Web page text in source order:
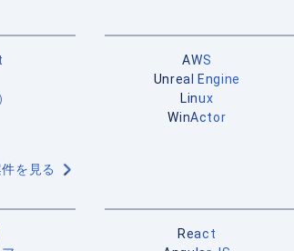
を見る
AWS
Unreal Engine
Linux
WinActor
React